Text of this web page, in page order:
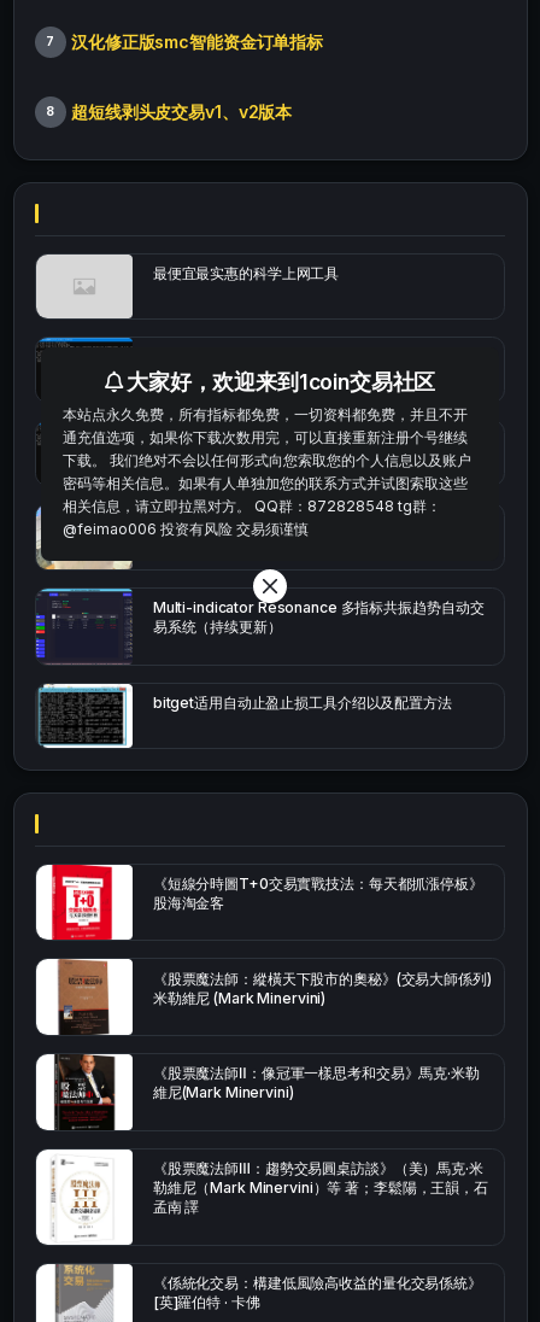
7 汉化修正版smc智能资金订单指标
8 超短线剥头皮交易v1、v2版本
最便宜最实惠的科学上网工具
okx的短线量化的免费版本
bybit安卓端
Multi-indicator Resonance 多指标共振趋势自动交
易系统（持续更新）
bitget适用自动止盈止损工具介绍以及配置方法
《短線分時圖T+0交易實戰技法：每天都抓漲停板》
股海淘金客
《股票魔法師：縱橫天下股市的奧秘》(交易大師係列)
米勒維尼 (Mark Minervini)
《股票魔法師Ⅱ：像冠軍一樣思考和交易》馬克·米勒
維尼(Mark Minervini)
《股票魔法師Ⅲ：趨勢交易圓桌訪談》（美）馬克·米
勒維尼（Mark Minervini）等 著；李鬆陽，王韻，石
孟南 譯
《係統化交易：構建低風險高收益的量化交易係統》
[英]羅伯特 · 卡佛
大家好，欢迎来到1coin交易社区
本站点永久免费，所有指标都免费，一切资料都免费，并且不开
通充值选项，如果你下载次数用完，可以直接重新注册个号继续
下载。 我们绝对不会以任何形式向您索取您的个人信息以及账户
密码等相关信息。如果有人单独加您的联系方式并试图索取这些
相关信息，请立即拉黑对方。 QQ群：872828548 tg群：
@feimao006 投资有风险 交易须谨慎